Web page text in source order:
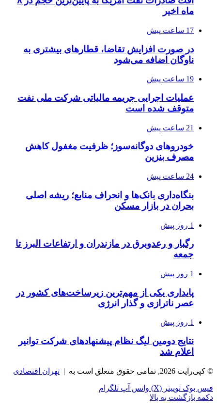
ماه اخیر
17 ساعت پیش
در صورت افزایش تقاضا، قطارهای بیشتری به
ناوگان اضافه می‌شود
19 ساعت پیش
عملیات اجرایی جریمه مالیاتی شرکت ملی نفت
متوقف شده است
21 ساعت پیش
خودروهای دوگانه‌سوز؛ ظرفیت مغفول کاهش
مصرف بنزین
24 ساعت پیش
بنگاه‌داری بانک‌ها و انحراف منابع؛ ریشه اصلی
بحران در بازار مسکن
1 روز پیش
رگبار و رعدوبرق در مازندران و ارتفاعات البرز تا
جمعه
1 روز پیش
پایداری یکی از مهم‌ترین زیرساخت‌های کشور در
عصر ناترازی و گذار انرژی
1 روز پیش
نتایج دومین لیگ نظام پیشنهادهای شرکت توانیر
اعلام شد
© کپی‌رایت 2026, تمامی حقوق متعلق است به | تهران اقتصادی
فیس بوک توییتر (X) واتس آپ تلگرام
دکمه بازگشت به بالا